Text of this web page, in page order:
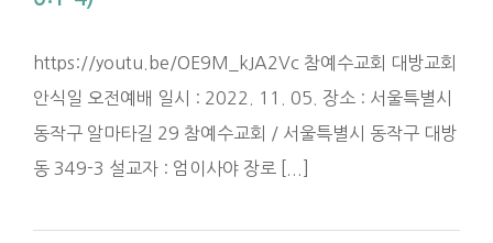
https://youtu.be/OE9M_kJA2Vc 참예수교회 대방교회
안식일 오전예배 일시 : 2022. 11. 05. 장소 : 서울특별시
동작구 알마타길 29 참예수교회 / 서울특별시 동작구 대방
동 349-3 설교자 : 엄이사야 장로 [...]